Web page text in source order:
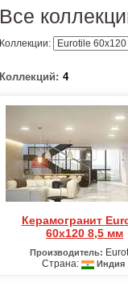
Все
Коллекции:
Коллекций: 4
Керамогранит Eurotile
60х120 8,5 мм
Производитель:
Страна:
Индия